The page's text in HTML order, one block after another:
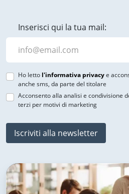
Inserisci qui la tua mail:
Ho letto l'informativa privacye
anche sms, da parte del titolare
Acconsento alla analisi e condivisione
terzi per motivi di marketing
Iscriviti alla newsletter